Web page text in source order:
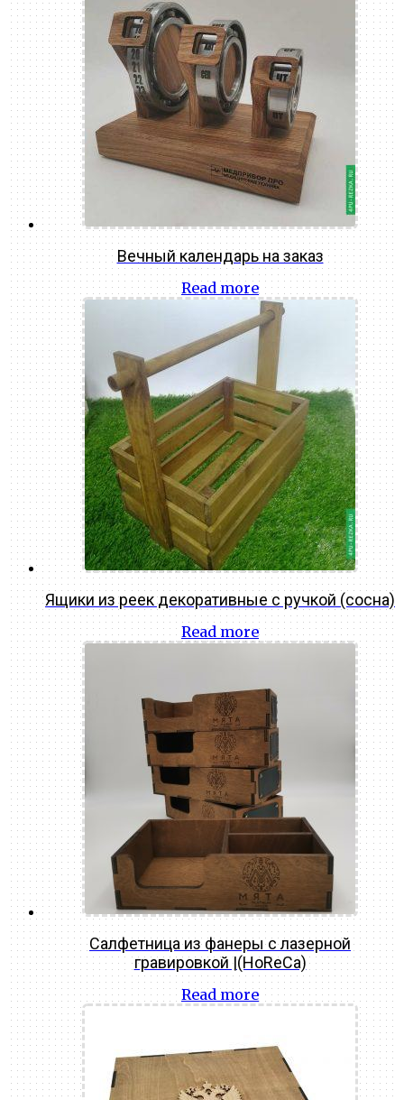
Вечный календарь на заказ
Read more
Ящики из реек декоративные с ручкой (сосна)
Read more
Салфетница из фанеры с лазерной
гравировкой |(HoReCa)
Read more